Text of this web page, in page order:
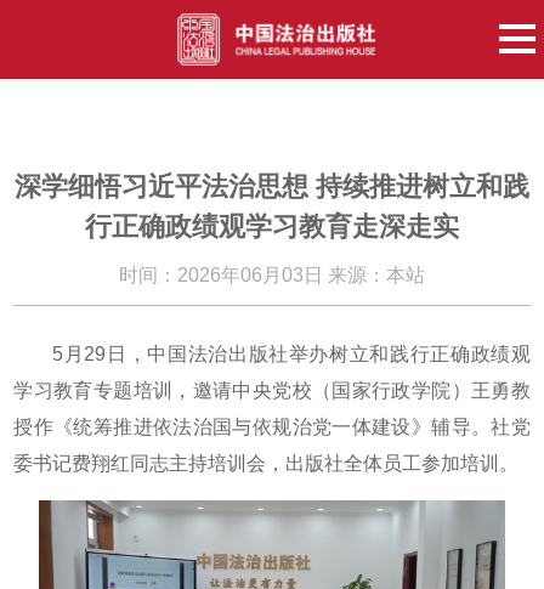
深学细悟习近平法治思想 持续推进树立和践
行正确政绩观学习教育走深走实
时间：2026年06月03日 来源：本站
5月29日，中国法治出版社举办树立和践行正确政绩观
学习教育专题培训，邀请中央党校（国家行政学院）王勇教
授作《统筹推进依法治国与依规治党一体建设》辅导。社党
委书记费翔红同志主持培训会，出版社全体员工参加培训。